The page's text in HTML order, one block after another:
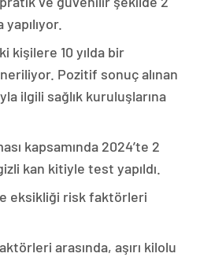
kişilere 10 yılda bir
Pozitif sonuç alınan
ilgili sağlık kuruluşlarına
kapsamında 2024’te 2
kan kitiyle test yapıldı.
eksikliği risk faktörleri
arasında, aşırı kilolu